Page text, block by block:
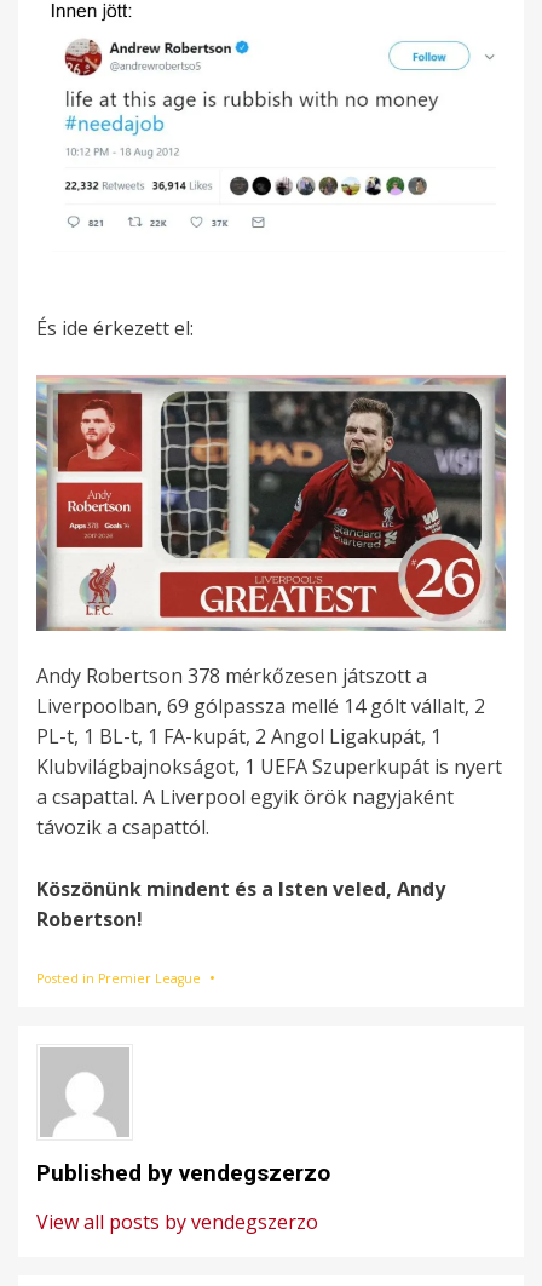
És ide érkezett el:
Andy Robertson 378 mérkőzesen játszott a
Liverpoolban, 69 gólpassza mellé 14 gólt vállalt, 2
PL-t, 1 BL-t, 1 FA-kupát, 2 Angol Ligakupát, 1
Klubvilágbajnokságot, 1 UEFA Szuperkupát is nyert
a csapattal. A Liverpool egyik örök nagyjaként
távozik a csapattól.
Köszönünk mindent és a Isten veled, Andy
Robertson!
Posted in Premier League
Published by vendegszerzo
View all posts by vendegszerzo